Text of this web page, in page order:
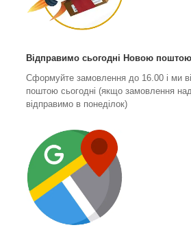
Відправимо сьогодні Новою поштою
Сформуйте замовлення до 16.00 і ми
поштою сьогодні (якщо замовлення
відправимо в понеділок)